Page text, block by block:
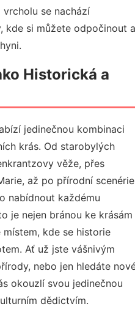
vrcholu se nachází
kde si můžete odpočinout a
Historická a
jedinečnou kombinaci
krás. Od starobylých
věže, přes
až po přírodní scenérie
nabídnout každému
je nejen bránou ke krásám
kde se historie
Ať už jste vášnivým
nebo jen hledáte
okouzlí svou jedinečnou
dědictvím.